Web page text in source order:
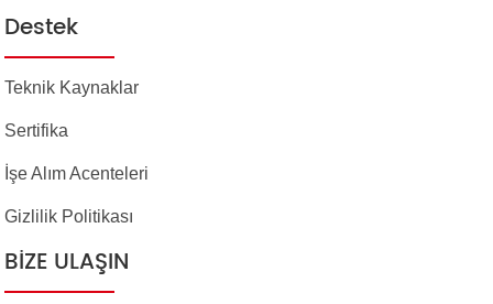
Destek
Teknik Kaynaklar
Sertifika
İşe Alım Acenteleri
Gizlilik Politikası
BIZE ULAŞIN